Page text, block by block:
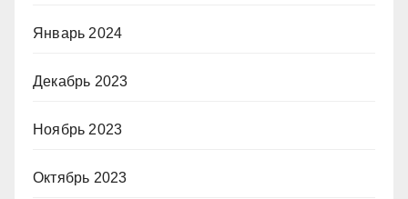
Январь 2024
Декабрь 2023
Ноябрь 2023
Октябрь 2023